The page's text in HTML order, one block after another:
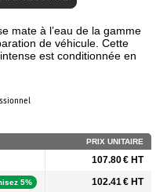
mate à l’eau de la gamme
de véhicule. Cette
est conditionnée en
PRIX UNITAIRE
107.80 € HT
5% 102.41 € HT